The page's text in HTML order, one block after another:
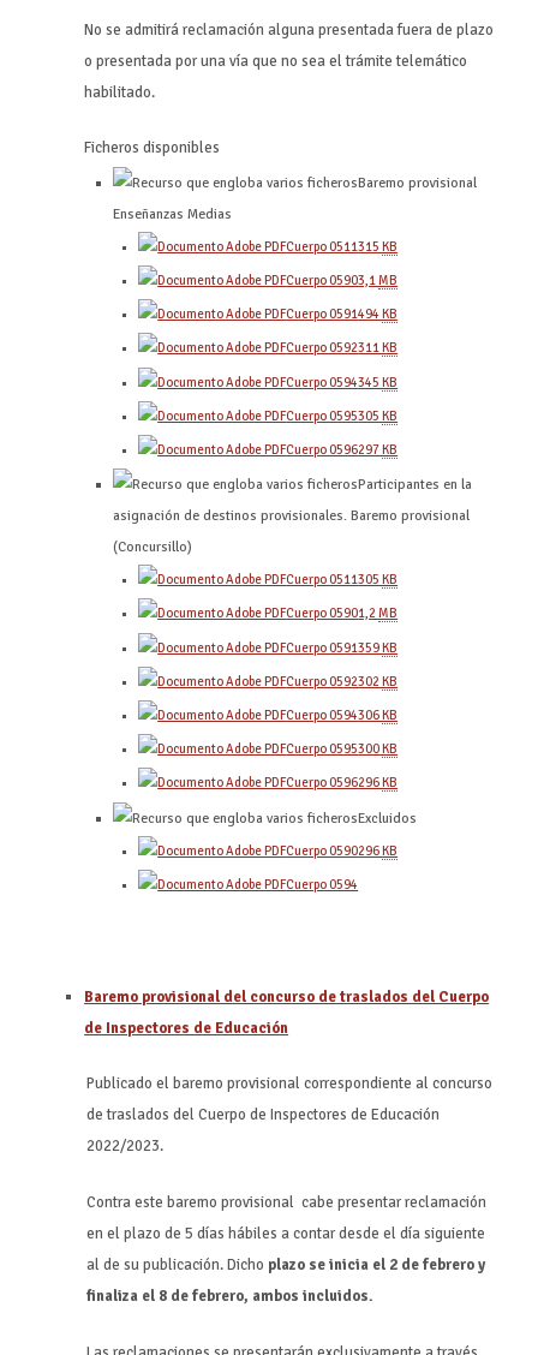
No se admitirá reclamación alguna presentada fuera de plazo
o presentada por una vía que no sea el trámite telemático
habilitado.
Ficheros disponibles
Baremo provisional
Enseñanzas Medias
Cuerpo 0511315KB
Cuerpo 05903,1MB
Cuerpo 0591494 KB
Cuerpo 0592311 KB
Cuerpo 0594345KB
Cuerpo 0595305KB
Cuerpo 0596297KB
Participantes en la
asignación de destinos provisionales. Baremo provisional
(Concursillo)
Cuerpo 0511305 KB
Cuerpo 05901,2MB
Cuerpo 0591359KB
Cuerpo 0592302KB
Cuerpo 0594306KB
Cuerpo 0595300 KB
Cuerpo 0596296 KB
Excluidos
Cuerpo 0590296KB
Cuerpo 0594
Baremo provisional del concurso de traslados del Cuerpo
de Inspectores de Educación
Publicado el baremo provisional correspondiente al concurso
de traslados del Cuerpo de Inspectores de Educación
2022/2023.
Contra este baremo provisional cabe presentar reclamación
en el plazo de 5 días hábiles a contar desde el día siguiente
al de su publicación. Dicho plazo se inicia el 2 de febrero y
finaliza el 8 de febrero, ambos incluidos.